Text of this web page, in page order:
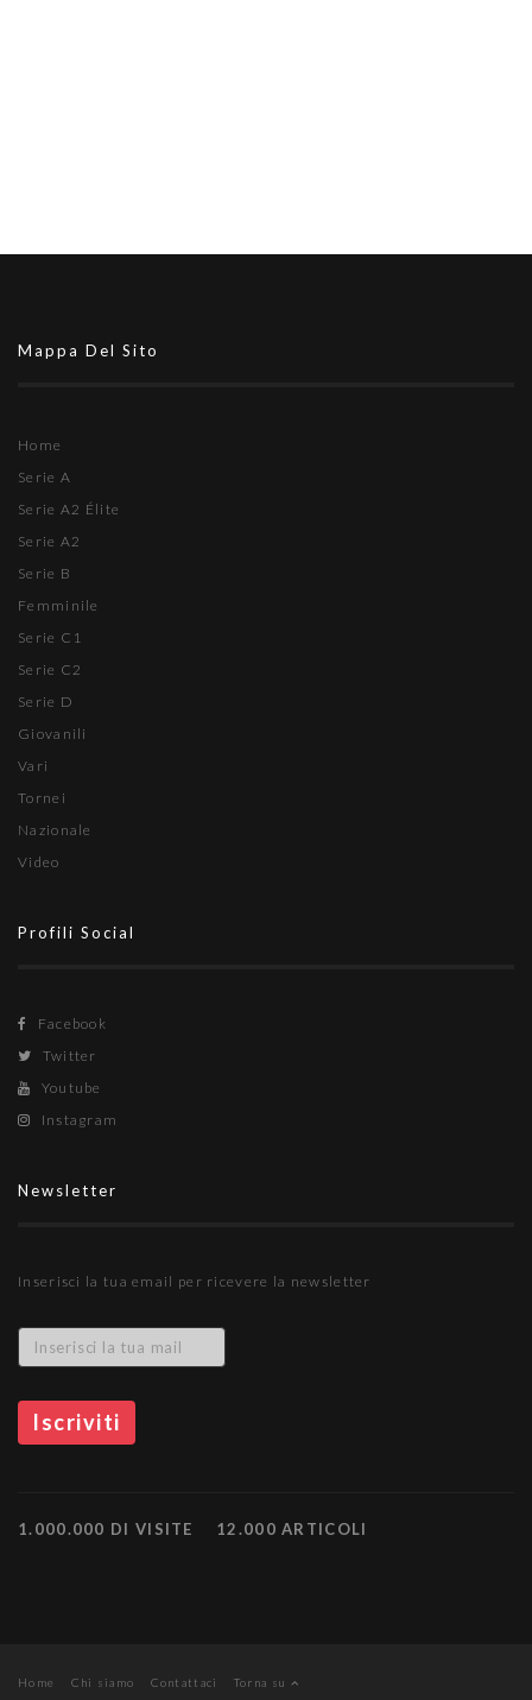
Mappa Del Sito
Home
Serie A
Serie A2 Élite
Serie A2
Serie B
Femminile
Serie C1
Serie C2
Serie D
Giovanili
Vari
Tornei
Nazionale
Video
Profili Social
Facebook
Twitter
Youtube
Instagram
Newsletter
Inserisci la tua email per ricevere la newsletter
1.000.000 DI VISITE 12.000 ARTICOLI
Home Chi siamo Contattaci Torna su